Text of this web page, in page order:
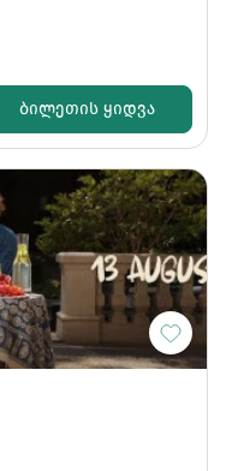
ᲑᲘᲚᲔᲗᲘᲡ ᲧᲘᲓᲕᲐ